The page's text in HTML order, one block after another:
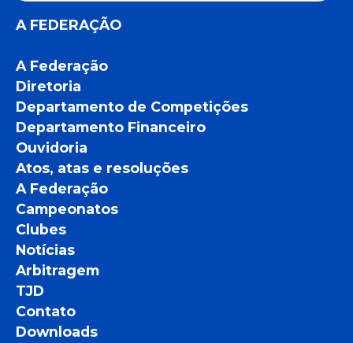
A FEDERAÇÃO
A Federação
Diretoria
Departamento de Competições
Departamento Financeiro
Ouvidoria
Atos, atas e resoluções
A Federação
Campeonatos
Clubes
Notícias
Arbitragem
TJD
Contato
Downloads